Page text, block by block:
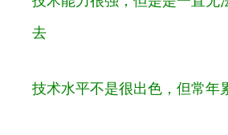
去
技术水平不是很出色，但常年